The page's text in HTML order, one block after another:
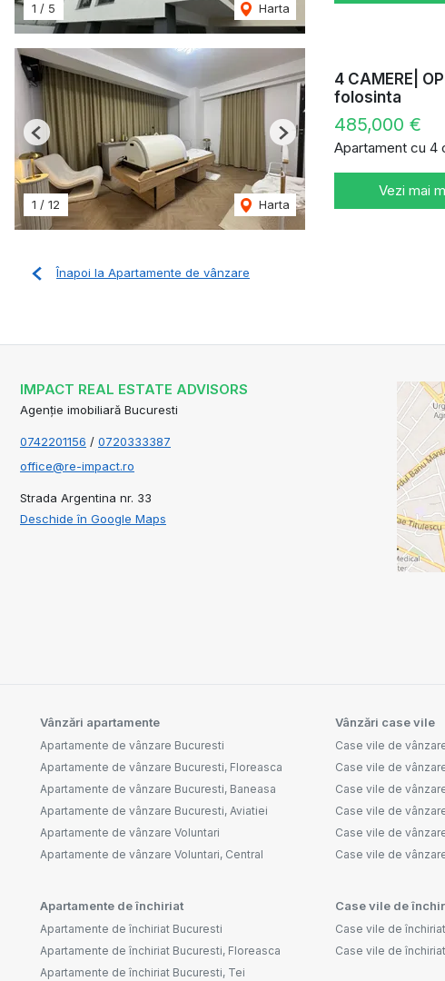
1 / 5 Harta
1 / 12 Harta
Previous Next
4 CAMERE|
folosinta
485,000 €
Apartament cu 4
Vezi mai
Înapoi la Apartamente de vânzare
IMPACT REAL ESTATE ADVISORS
Agenție imobiliară Bucuresti
0742201156 / 0720333387
office@re-impact.ro
Strada Argentina nr. 33
Deschide în Google Maps
Vânzări apartamente
Apartamente de vânzare Bucuresti
Apartamente de vânzare Bucuresti, Floreasca
Apartamente de vânzare Bucuresti, Baneasa
Apartamente de vânzare Bucuresti, Aviatiei
Apartamente de vânzare Voluntari
Apartamente de vânzare Voluntari, Central
Vânzări case vile
Case vile de
Case vile de
Case vile de
Case vile de
Case vile de
Case vile de
Apartamente de închiriat
Apartamente de închiriat Bucuresti
Apartamente de închiriat Bucuresti, Floreasca
Apartamente de închiriat Bucuresti, Tei
Case vile de
Case vile de
Case vile de